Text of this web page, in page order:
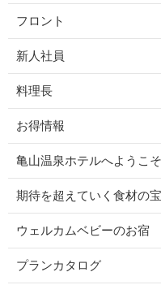
フロント
新人社員
料理長
お得情報
亀山温泉ホテルへようこそ
期待を超えていく食材の
ウェルカムベビーのお宿
プランカタログ